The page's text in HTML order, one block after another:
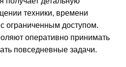
техники, времени
ограниченным доступом.
оперативно принимать
повседневные задачи.